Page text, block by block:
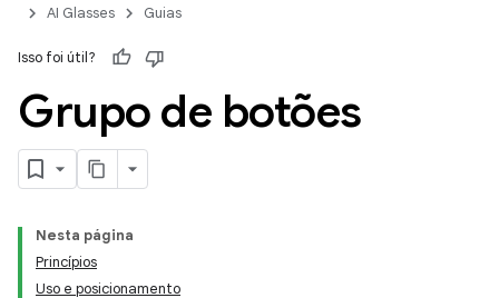
AI Glasses
Guias
Isso foi útil?
Grupo de botões
Nesta página
Princípios
Uso e posicionamento